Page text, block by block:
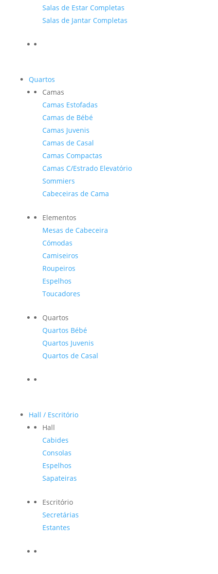
Salas de Estar Completas
Salas de Jantar Completas
Quartos
Camas
Camas Estofadas
Camas de Bébé
Camas Juvenis
Camas de Casal
Camas Compactas
Camas C/Estrado Elevatório
Sommiers
Cabeceiras de Cama
Elementos
Mesas de Cabeceira
Cómodas
Camiseiros
Roupeiros
Espelhos
Toucadores
Quartos
Quartos Bébé
Quartos Juvenis
Quartos de Casal
Hall / Escritório
Hall
Cabides
Consolas
Espelhos
Sapateiras
Escritório
Secretárias
Estantes